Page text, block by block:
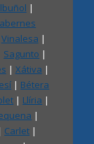
|
Vinalesa |
Sagunto |
| Xátiva |
| Bétera
| Llíria |
|
Carlet |